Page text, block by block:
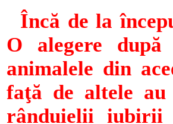
Încă de la
O alegere
animalele din
faţă de altele
rânduielii iubirii